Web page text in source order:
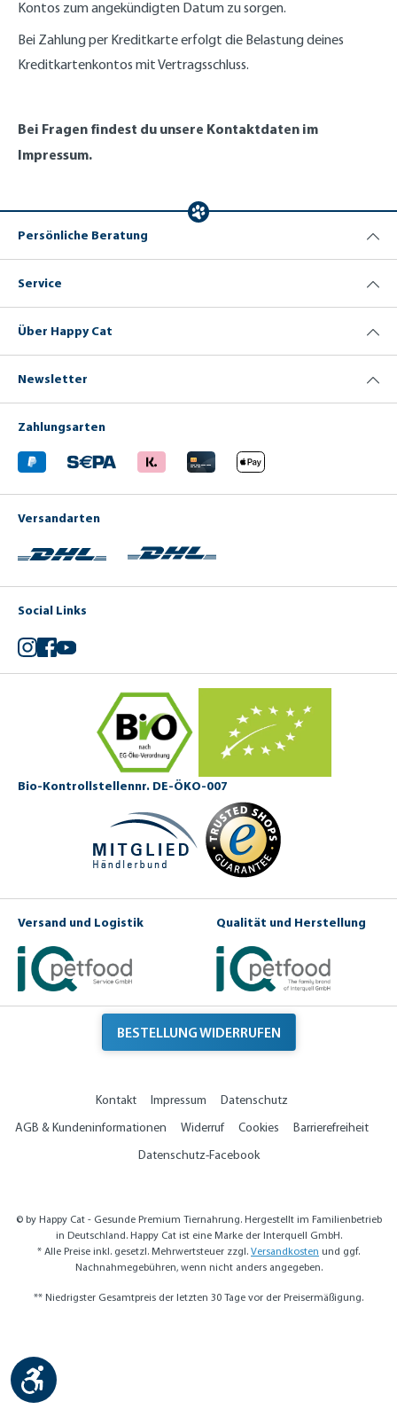
Kontos zum angekündigten Datum zu sorgen.
Bei Zahlung per Kreditkarte erfolgt die Belastung deines
Kreditkartenkontos mit Vertragsschluss.
Bei Fragen findest du unsere Kontaktdaten im
Impressum.
Persönliche Beratung
Service
Über Happy Cat
Newsletter
Zahlungsarten
Versandarten
Social Links
Instagram
Facebook
YouTube
Bio-Kontrollstellennr. DE-ÖKO-007
Versand und Logistik Qualität und Herstellung
BESTELLUNG WIDERRUFEN
Kontakt Impressum
Datenschutz
AGB & Kundeninformationen
Widerruf Cookies
Barrierefreiheit
Datenschutz-Facebook
© by Happy Cat - Gesunde Premium Tiernahrung. Hergestellt im Familienbetrieb
in Deutschland. Happy Cat ist eine Marke der Interquell GmbH.
* Alle Preise inkl. gesetzl. Mehrwertsteuer zzgl. Versandkosten und ggf.
Nachnahmegebühren, wenn nicht anders angegeben.
** Niedrigster Gesamtpreis der letzten 30 Tage vor der Preisermäßigung.
Werkzeugleiste anzeigen